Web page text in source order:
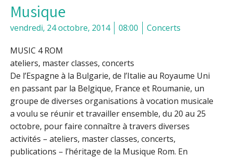
Musique
vendredi, 24 octobre, 2014 08:00 Concerts
MUSIC 4 ROM
ateliers, master classes, concerts
De l’Espagne à la Bulgarie, de l’Italie au Royaume Uni
en passant par la Belgique, France et Roumanie, un
groupe de diverses organisations à vocation musicale
a voulu se réunir et travailler ensemble, du 20 au 25
octobre, pour faire connaître à travers diverses
activités – ateliers, master classes, concerts,
publications – l’héritage de la Musique Rom. En